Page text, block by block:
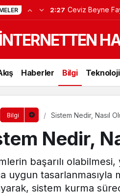
2:27 Ceviz Beyne
İNTERNETTEN
Haberler Bilgi Teknoloji
Bilgi Sistem Nedir, Nasıl
Nedir,
başarılı
uygun tasarlanmasıyla
sistem kurma